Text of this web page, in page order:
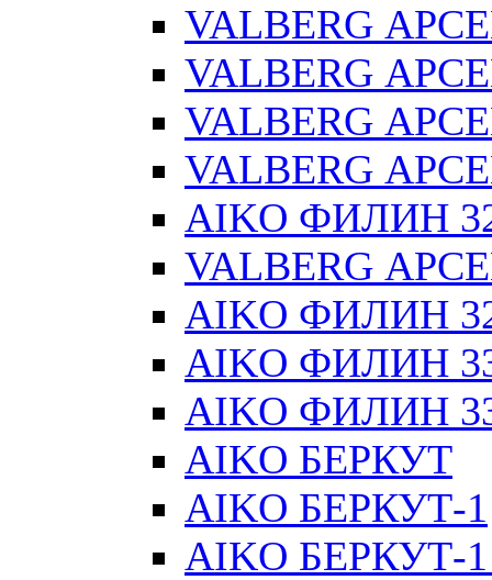
VALBERG
VALBERG
VALBERG
VALBERG
AIKO ФИЛИН 32
VALBERG
AIKO ФИЛИН 32
AIKO ФИЛИН 33
AIKO ФИЛИН 33
AIKO БЕРКУТ
AIKO БЕРКУТ-1
AIKO БЕРКУТ-